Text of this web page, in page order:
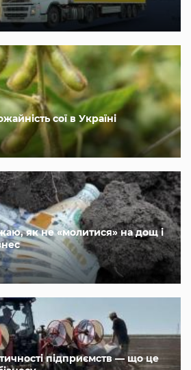
сої в Україні
як не «молитися» на дощ і
підприємств — що це